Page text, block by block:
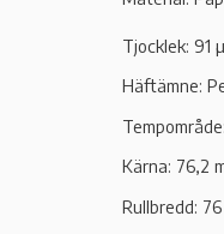
Tjocklek: 91 µ
Häftämne:
Kärna: 76,2
Rullbredd: 76